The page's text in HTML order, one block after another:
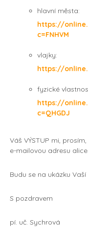
hlavní města:
https://
c=FNHVM
vlajky:
https://
fyzické
https://
c=QHGDJ
Váš VÝSTUP mi,
e-mailovou adresu
Budu se na ukázku
S pozdravem
pí. uč. Sychrová